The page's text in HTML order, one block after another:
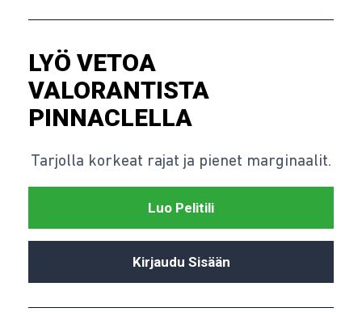
LYÖ VETOA
VALORANTISTA
PINNACLELLA
Tarjolla korkeat rajat ja pienet marginaalit.
Luo Pelitili
Kirjaudu Sisään